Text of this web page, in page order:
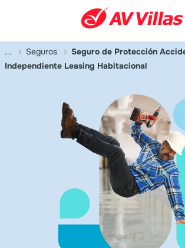
Saltar al contenido principal
... Seguros
Seguro de Protección
Independiente Leasing Habitacional